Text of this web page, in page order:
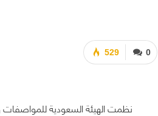
0
529
نظمت الهيئة السعودية